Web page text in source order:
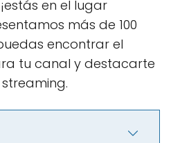
en el lugar
más de 100
encontrar el
tu canal y destacarte